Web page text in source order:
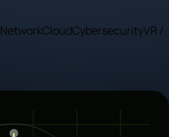
NetworkCloudCybersecurityVR /